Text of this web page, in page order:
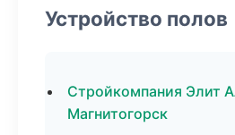
Устройство полов
Стройкомпания Элит
Магнитогорск